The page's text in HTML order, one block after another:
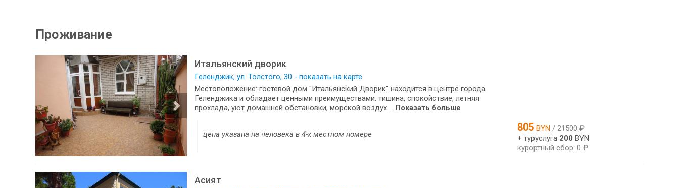
Проживание
Итальянский дворик
Геленджик, ул. Толстого, 30 - показать на карте
Местоположение: гостевой дом "Итальянский Дворик" находится в центре города
Геленджика и обладает ценными преимуществами: тишина, спокойствие, летняя
прохлада, уют домашней обстановки, морской воздух.... Показать больше
цена указана на человека в 4-х местном номере
805 BYN / 21500 ₽
+ туруслуга 200 BYN
курортный сбор: 0 ₽
Асият